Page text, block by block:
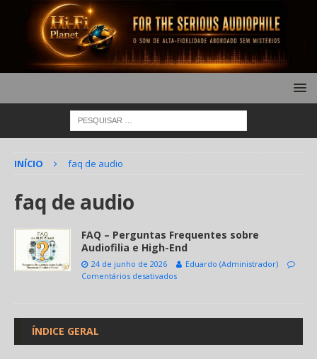
INÍCIO faq de audio
faq de audio
FAQ – Perguntas Frequentes sobre
Audiofilia e High-End
24 de junho de 2026
Eduardo (Administrador)
Comentários desativados
ÍNDICE GERAL